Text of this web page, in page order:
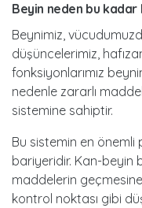
beyin neden bu
Beynimiz,
düşüncelerimiz,
fonksiyonlarımız
nedenle zararlı
sistemine sahiptir.
Bu sistemin en
bariyeridir. Kan-beyin
maddelerin
kontrol noktası gibi